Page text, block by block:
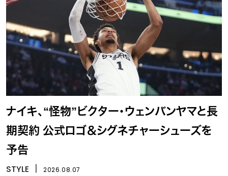
ナイキ、“怪物”ビクター・ウェンバンヤマと長
期契約 公式ロゴ＆シグネチャーシューズを
予告
STYLE 2026.08.07